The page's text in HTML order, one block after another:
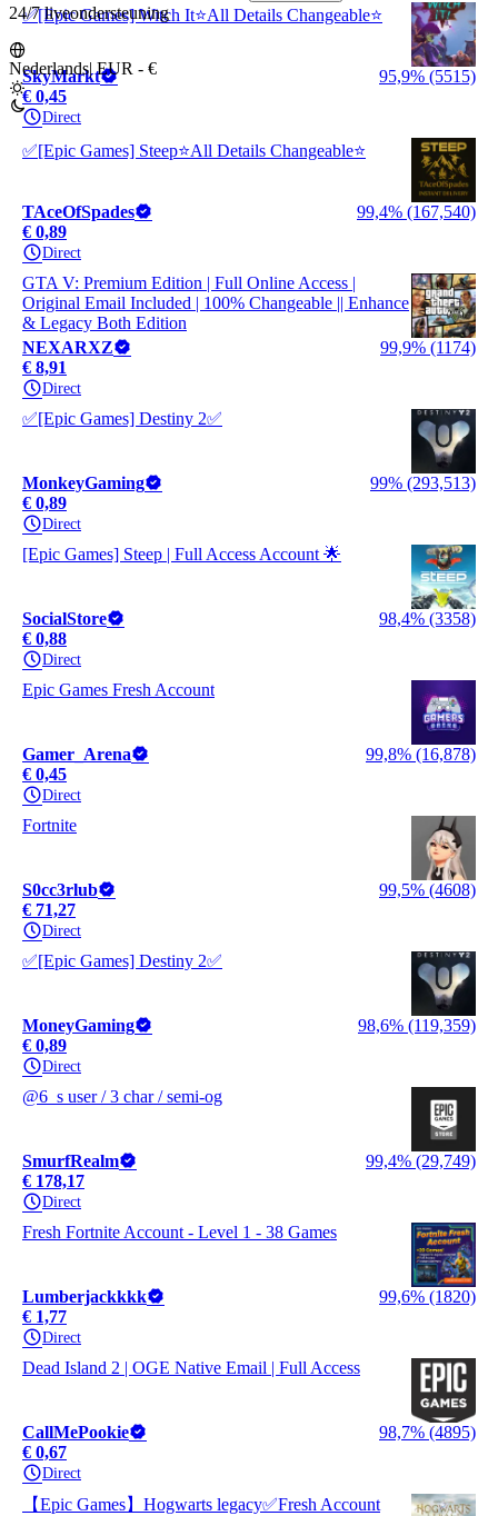
24/7 liveondersteuning
Nederlands| EUR - €
✅[Epic Games] Witch It⭐All Details Changeable⭐
SkyMarkt
95,9% (5515)
€ 0,45
Direct
✅[Epic Games] Steep⭐All Details Changeable⭐
TAceOfSpades
99,4% (167,540)
€ 0,89
Direct
GTA V: Premium Edition | Full Online Access |
Original Email Included | 100% Changeable || Enhance
& Legacy Both Edition
NEXARXZ
99,9% (1174)
€ 8,91
Direct
✅[Epic Games] Destiny 2✅
MonkeyGaming
99% (293,513)
€ 0,89
Direct
[Epic Games] Steep | Full Access Account 🌟
SocialStore
98,4% (3358)
€ 0,88
Direct
Epic Games Fresh Account
Gamer_Arena
99,8% (16,878)
€ 0,45
Direct
Fortnite
S0cc3rlub
99,5% (4608)
€ 71,27
Direct
✅[Epic Games] Destiny 2✅
MoneyGaming
98,6% (119,359)
€ 0,89
Direct
@6_s user / 3 char / semi-og
SmurfRealm
99,4% (29,749)
€ 178,17
Direct
Fresh Fortnite Account - Level 1 - 38 Games
Lumberjackkkk
99,6% (1820)
€ 1,77
Direct
Dead Island 2 | OGE Native Email | Full Access
CallMePookie
98,7% (4895)
€ 0,67
Direct
【Epic Games】Hogwarts legacy✅Fresh Account